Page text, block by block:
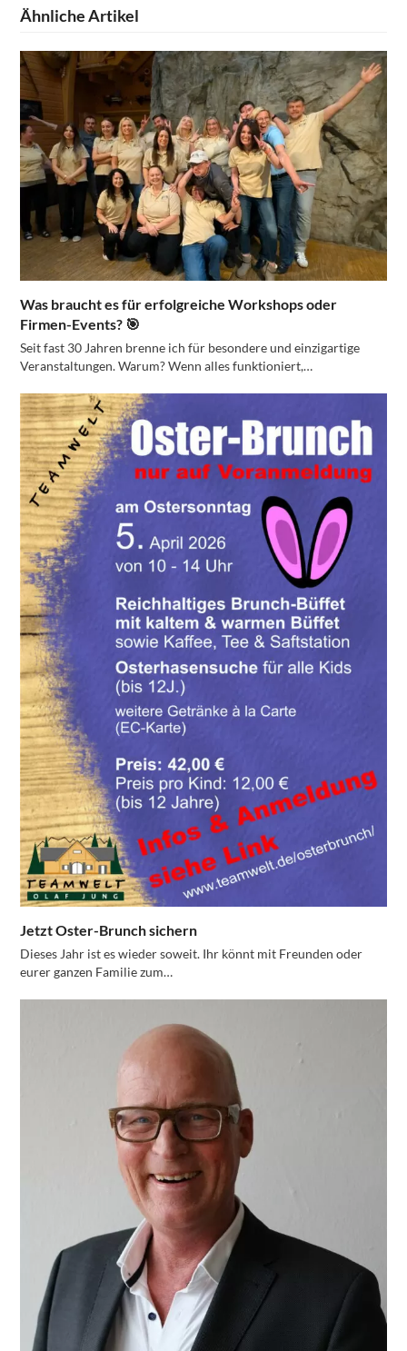
Ähnliche Artikel
Was braucht es für erfolgreiche Workshops oder
Firmen-Events? 🎯
Seit fast 30 Jahren brenne ich für besondere und einzigartige
Veranstaltungen. Warum? Wenn alles funktioniert,…
Jetzt Oster-Brunch sichern
Dieses Jahr ist es wieder soweit. Ihr könnt mit Freunden oder
eurer ganzen Familie zum…